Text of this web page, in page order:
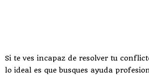
Si te ves incapaz de resolver tu
lo ideal es que busques ayuda